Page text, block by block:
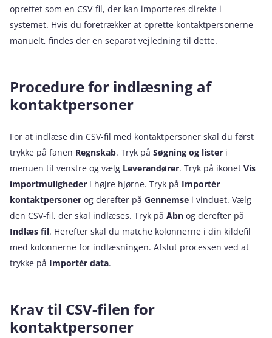
oprettet som en CSV-fil, der kan importeres direkte i
systemet. Hvis du foretrækker at oprette kontaktpersonerne
manuelt, findes der en separat vejledning til dette.
Procedure for indlæsning af
kontaktpersoner
For at indlæse din CSV-fil med kontaktpersoner skal du først
trykke på fanen Regnskab. Tryk på Søgning og lister i
menuen til venstre og vælg Leverandører. Tryk på ikonet Vis
importmuligheder i højre hjørne. Tryk på Importér
kontaktpersoner og derefter på Gennemse i vinduet. Vælg
den CSV-fil, der skal indlæses. Tryk på Åbn og derefter på
Indlæs fil. Herefter skal du matche kolonnerne i din kildefil
med kolonnerne for indlæsningen. Afslut processen ved at
trykke på Importér data.
Krav til CSV-filen for
kontaktpersoner